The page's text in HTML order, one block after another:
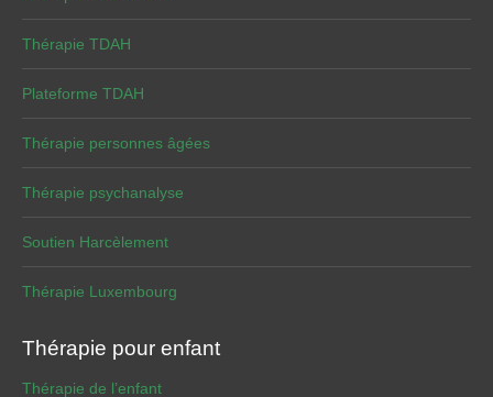
Thérapie TDAH
Plateforme TDAH
Thérapie personnes âgées
Thérapie psychanalyse
Soutien Harcèlement
Thérapie Luxembourg
Thérapie pour enfant
Thérapie de l’enfant